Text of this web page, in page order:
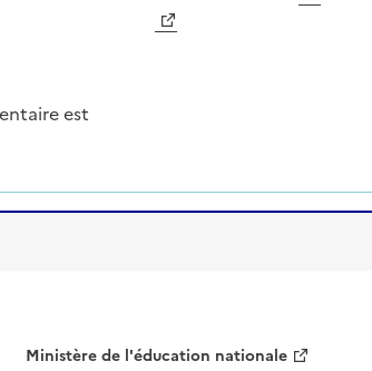
est
Ministère de l'éducation nationale